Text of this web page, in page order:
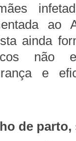
ao
ainda
não
e
de